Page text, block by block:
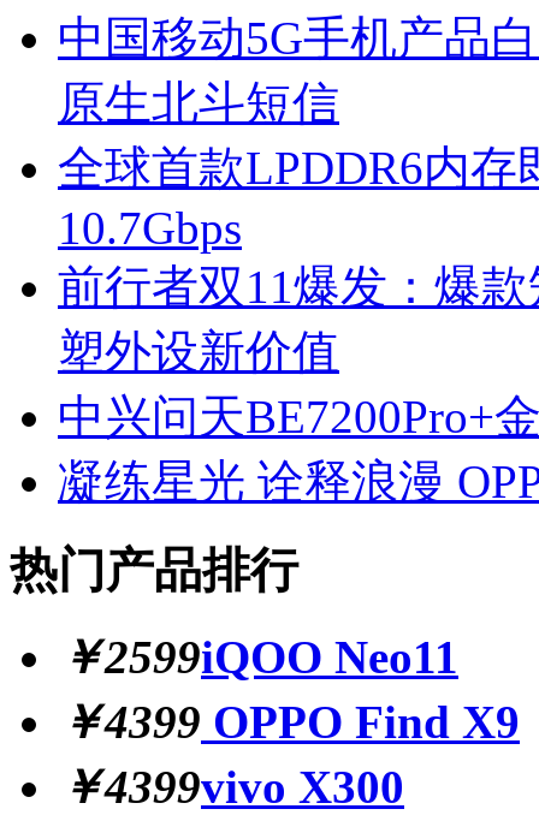
中国移动5G手机产品
原生北斗短信
全球首款LPDDR6内存
10.7Gbps
前行者双11爆发：爆
塑外设新价值
中兴问天BE7200Pro+
凝练星光 诠释浪漫
热门产品排行
￥2599iQOO Neo11
￥4399 OPPO Find X9
￥4399vivo X300